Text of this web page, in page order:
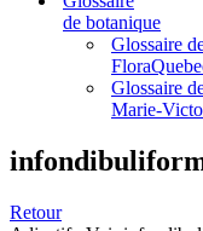
de botanique
Glossaire
Glossaire
Marie-
Retour